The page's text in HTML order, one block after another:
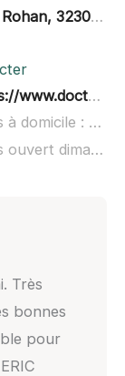
32300 Mirande
dentiste/mirande/michel-pouzergues
Michel Pouzergues à domicile :
non
Michel Pouzergues ouvert dimanche :
Très
bonnes
pour